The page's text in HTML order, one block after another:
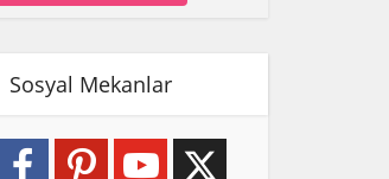
Sosyal Mekanlar